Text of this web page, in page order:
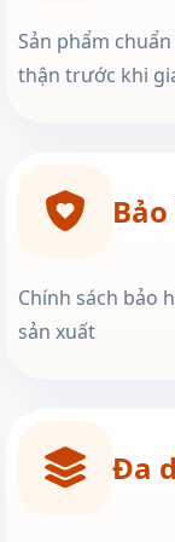
Sản phẩm
thận trước khi
Chính sách bảo
sản xuất
Đa